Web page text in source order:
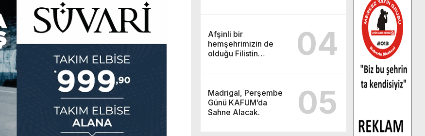
Afşinli bir
hemşehrimizin de
olduğu Filistin
04
Madrigal, Perşembe
Günü KAFUM’da
Sahne Alacak.
05